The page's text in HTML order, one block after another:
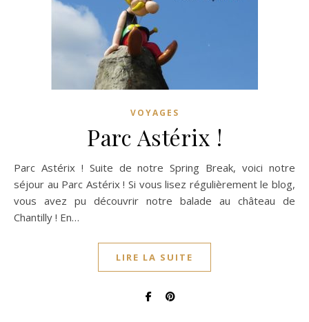
VOYAGES
Parc Astérix !
Parc Astérix ! Suite de notre Spring Break, voici notre
séjour au Parc Astérix ! Si vous lisez régulièrement le blog,
vous avez pu découvrir notre balade au château de
Chantilly ! En…
LIRE LA SUITE